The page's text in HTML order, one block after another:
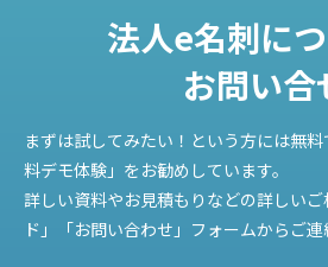
法人e名刺に
お問い合
まずは試してみたい！という方には無
料デモ体験」をお勧めしています。
詳しい資料やお見積もりなどの詳しい
ド」「お問い合わせ」フォームからご連